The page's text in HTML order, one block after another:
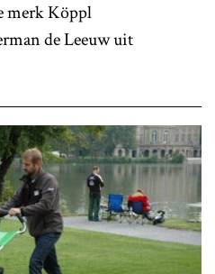
merk Köppl
de Leeuw uit